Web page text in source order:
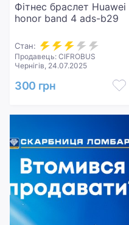
Фітнес браслет Huawei
honor band 4 ads-b29
Стан:
Продавець: CIFROBUS
Чернігів, 24.07.2025
300 грн